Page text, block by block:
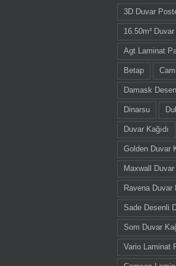
3D Duvar
16.50m² Duvar
Agt Laminat
Betap
Damask
Dinarsu
Duvar Kağıdı
Golden Duvar
Maxwall Duvar
Ravena Duvar
Sade Desenli
Som Duvar
Vario Laminat